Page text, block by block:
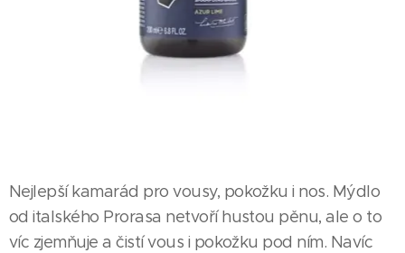
Nejlepší kamarád pro vousy, pokožku i nos. Mýdlo
od italského Prorasa netvoří hustou pěnu, ale o to
víc zjemňuje a čistí vous i pokožku pod ním. Navíc